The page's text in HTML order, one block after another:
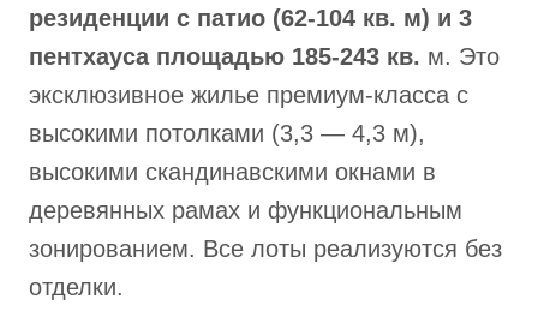
резиденции с патио (62-104 кв. м) и 3
пентхауса площадью 185-243 кв. м. Это
эксклюзивное жилье премиум-класса с
высокими потолками (3,3 — 4,3 м),
высокими скандинавскими окнами в
деревянных рамах и функциональным
зонированием. Все лоты реализуются без
отделки.